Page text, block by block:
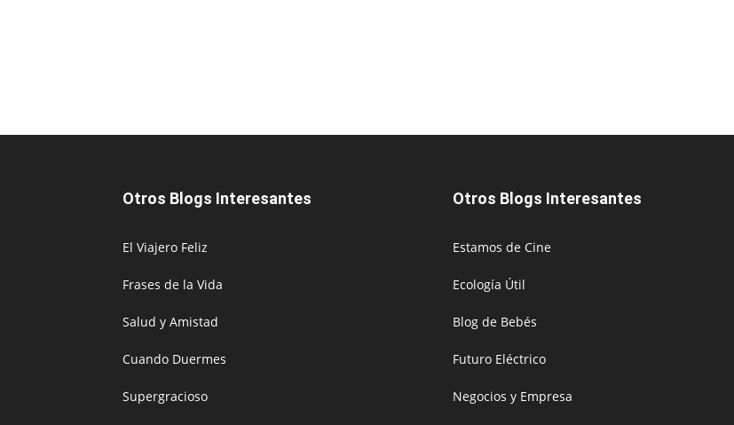
Otros Blogs Interesantes
El Viajero Feliz
Frases de la Vida
Salud y Amistad
Cuando Duermes
Supergracioso
Otros Blogs Interesantes
Estamos de Cine
Ecología Útil
Blog de Bebés
Futuro Eléctrico
Negocios y Empresa